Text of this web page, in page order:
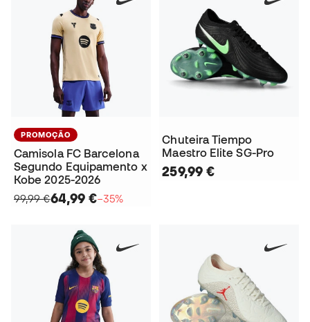
PROMOÇÃO
Camisola FC Barcelona
Segundo Equipamento x
Kobe 2025-2026
99,99 €64,99 €−35%
Chuteira Tiempo
Maestro Elite SG-Pro
259,99 €